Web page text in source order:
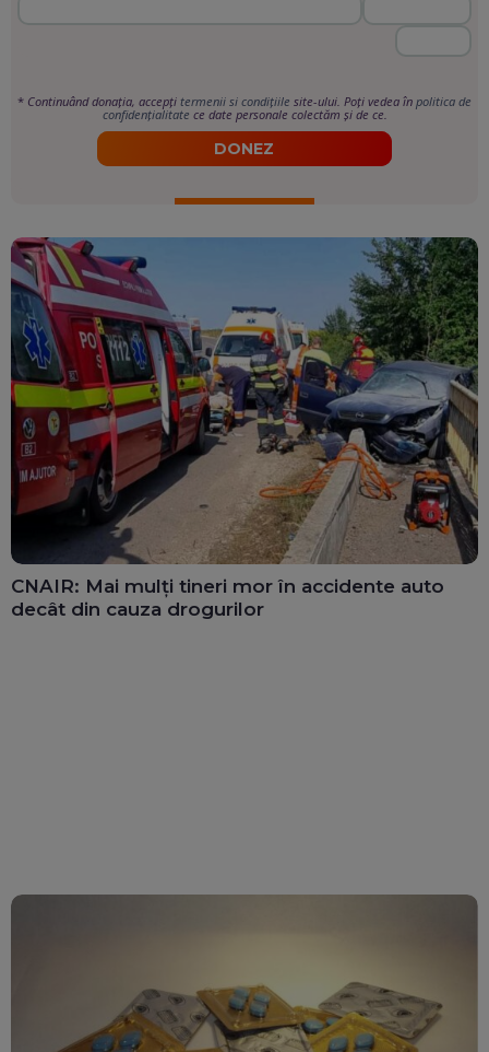
* Continuând donația, accepți termenii si condițiile site-ului. Poți vedea în politica de
confidențialitate ce date personale colectăm și de ce.
DONEZ
CNAIR: Mai mulți tineri mor în accidente auto
decât din cauza drogurilor